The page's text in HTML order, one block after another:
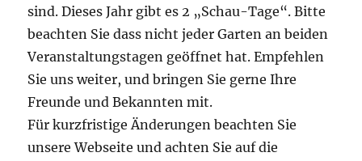
sind. Dieses Jahr gibt es 2 „Schau-Tage“. Bitte
beachten Sie dass nicht jeder Garten an beiden
Veranstaltungstagen geöffnet hat. Empfehlen
Sie uns weiter, und bringen Sie gerne Ihre
Freunde und Bekannten mit.
Für kurzfristige Änderungen beachten Sie
unsere Webseite und achten Sie auf die